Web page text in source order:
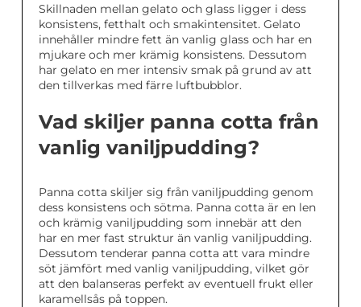
Skillnaden mellan gelato och glass ligger i dess
konsistens, fetthalt och smakintensitet. Gelato
innehåller mindre fett än vanlig glass och har en
mjukare och mer krämig konsistens. Dessutom
har gelato en mer intensiv smak på grund av att
den tillverkas med färre luftbubblor.
Vad skiljer panna cotta från
vanlig vaniljpudding?
Panna cotta skiljer sig från vaniljpudding genom
dess konsistens och sötma. Panna cotta är en len
och krämig vaniljpudding som innebär att den
har en mer fast struktur än vanlig vaniljpudding.
Dessutom tenderar panna cotta att vara mindre
söt jämfört med vanlig vaniljpudding, vilket gör
att den balanseras perfekt av eventuell frukt eller
karamellsås på toppen.